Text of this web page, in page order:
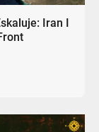
Iran I